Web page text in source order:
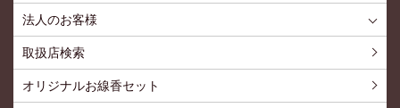
法人のお客様
取扱店検索
オリジナルお線香セット